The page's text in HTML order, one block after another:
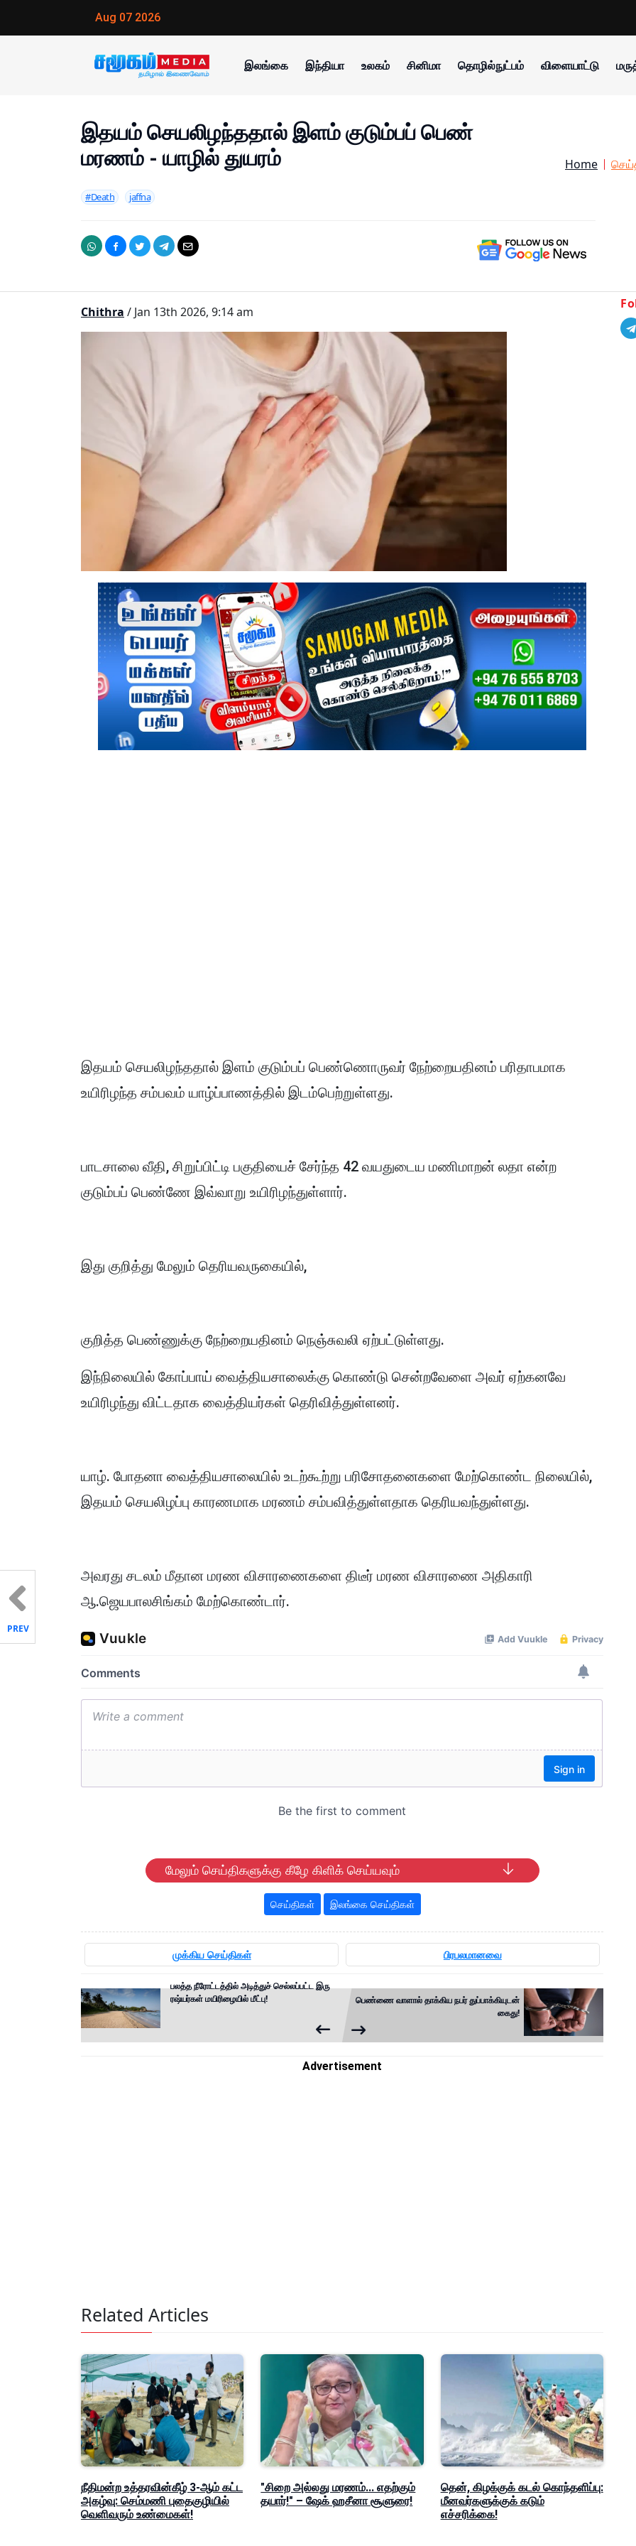
Aug 07 2026
இலங்கை இந்தியா உலகம் சினிமா தொழில்நுட்பம் விளையாட்டு
இதயம் செயலிழந்ததால் இளம் குடும்பப் பெண்
மரணம் - யாழில் துயரம்
#Death jaffna
Home
Chithra / Jan 13th 2026, 9:14 am
இதயம் செயலிழந்ததால் இளம் குடும்பப் பெண்ணொருவர் நேற்றையதினம் பரிதாபமாக
உயிரிழந்த சம்பவம் யாழ்ப்பாணத்தில் இடம்பெற்றுள்ளது.
பாடசாலை வீதி, சிறுப்பிட்டி பகுதியைச் சேர்ந்த 42 வயதுடைய மணிமாறன் லதா என்ற
குடும்பப் பெண்ணே இவ்வாறு உயிரிழந்துள்ளார்.
இது குறித்து மேலும் தெரியவருகையில்,
குறித்த பெண்ணுக்கு நேற்றையதினம் நெஞ்சுவலி ஏற்பட்டுள்ளது.
இந்நிலையில் கோப்பாய் வைத்தியசாலைக்கு கொண்டு சென்றவேளை அவர் ஏற்கனவே
உயிரிழந்து விட்டதாக வைத்தியர்கள் தெரிவித்துள்ளனர்.
யாழ். போதனா வைத்தியசாலையில் உடற்கூற்று பரிசோதனைகளை மேற்கொண்ட நிலையில்,
இதயம் செயலிழப்பு காரணமாக மரணம் சம்பவித்துள்ளதாக தெரியவந்துள்ளது.
அவரது சடலம் மீதான மரண விசாரணைகளை திடீர் மரண விசாரணை அதிகாரி
ஆ.ஜெயபாலசிங்கம் மேற்கொண்டார்.
மேலும் செய்திகளுக்கு கீழே கிளிக் செய்யவும்
செய்திகள் இலங்கை செய்திகள்
முக்கிய செய்திகள் பிரபலமானவை
பலத்த நீரோட்டத்தில் அடித்துச் செல்லப்பட்ட இரு
ரஷ்யர்கள் மயிரிழையில் மீட்பு!
பெண்ணை வாளால் தாக்கிய நபர் துப்பாக்கியுடன்
கைது!
PREV
Advertisement
Related Articles
நீதிமன்ற உத்தரவின்கீழ் 3-ஆம் கட்ட
அகழ்வு: செம்மணி புதைகுழியில்
வெளிவரும் உண்மைகள்!
"சிறை அல்லது மரணம்... எதற்கும்
தயார்!" – ஷேக் ஹசீனா சூளுரை!
தென், கிழக்குக் கடல் கொந்தளிப்பு:
மீனவர்களுக்குக் கடும்
எச்சரிக்கை!